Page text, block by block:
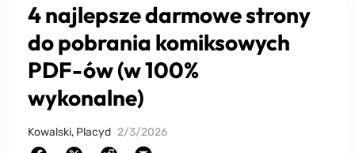
4 najlepsze darmowe strony
do pobrania komiksowych
PDF-ów (w 100%
wykonalne)
Kowalski, Placyd 2/3/2026